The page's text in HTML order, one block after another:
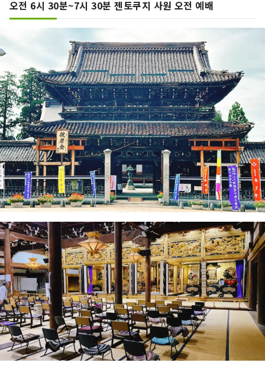
오전 6시 30분~7시 30분 젠토쿠지 사원 오전 예배